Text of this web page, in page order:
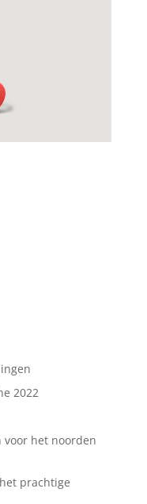
2022
voor het noorden
prachtige